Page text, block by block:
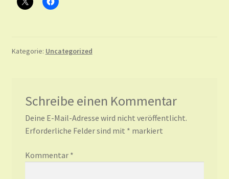
Kategorie: Uncategorized
Schreibe einen Kommentar
Deine E-Mail-Adresse wird nicht veröffentlicht.
Erforderliche Felder sind mit * markiert
Kommentar *